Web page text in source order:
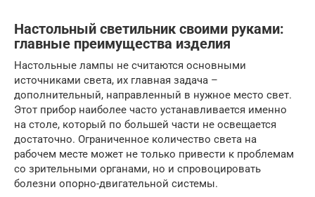
Настольный светильник своими руками:
главные преимущества изделия
Настольные лампы не считаются основными
источниками света, их главная задача –
дополнительный, направленный в нужное место свет.
Этот прибор наиболее часто устанавливается именно
на столе, который по большей части не освещается
достаточно. Ограниченное количество света на
рабочем месте может не только привести к проблемам
со зрительными органами, но и спровоцировать
болезни опорно-двигательной системы.